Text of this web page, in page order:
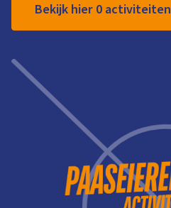
Bekijk hier 0 activiteiten